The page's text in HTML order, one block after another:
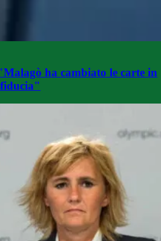
ha cambiato le carte in